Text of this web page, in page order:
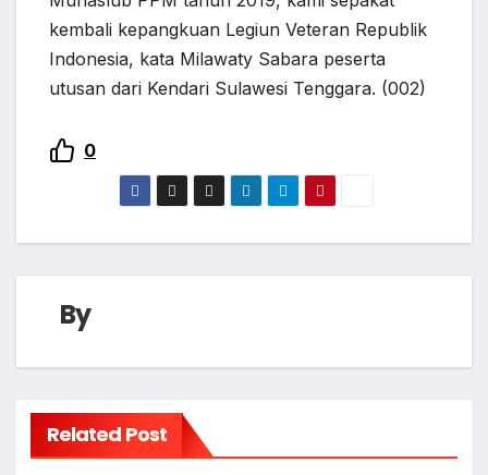
kembali kepangkuan Legiun Veteran Republik
Indonesia, kata Milawaty Sabara peserta
utusan dari Kendari Sulawesi Tenggara. (002)
0
By
Related Post